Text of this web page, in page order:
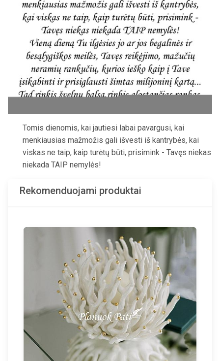
Tomis dienomis, kai jautiesi labai pavargusi, kai
menkiausias mažmožis gali išvesti iš kantrybės, kai
viskas ne taip, kaip turėtų būti, prisimink - Tavęs niekas
niekada TAIP nemylės!
Rekomenduojami produktai